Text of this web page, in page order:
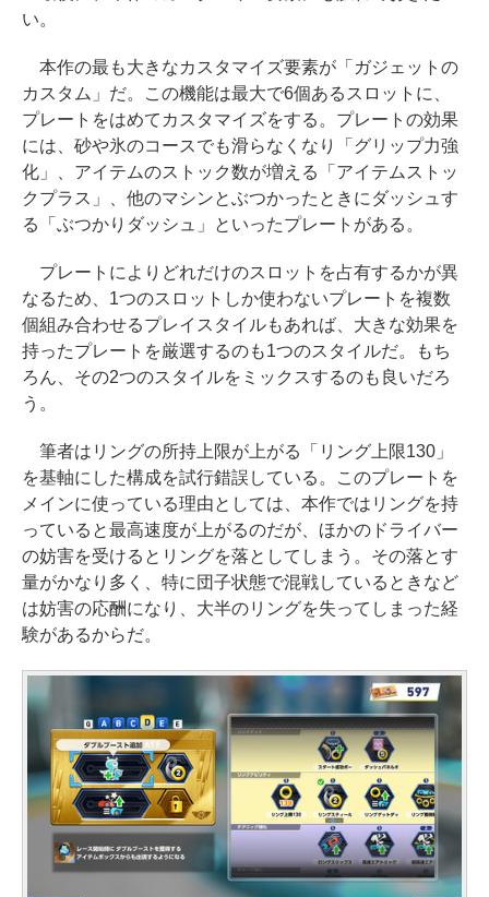
い。
本作の最も大きなカスタマイズ要素が「ガジェットの
カスタム」だ。この機能は最大で6個あるスロットに、
プレートをはめてカスタマイズをする。プレートの効果
には、砂や氷のコースでも滑らなくなり「グリップ力強
化」、アイテムのストック数が増える「アイテムストッ
クプラス」、他のマシンとぶつかったときにダッシュす
る「ぶつかりダッシュ」といったプレートがある。
プレートによりどれだけのスロットを占有するかが異
なるため、1つのスロットしか使わないプレートを複数
個組み合わせるプレイスタイルもあれば、大きな効果を
持ったプレートを厳選するのも1つのスタイルだ。もち
ろん、その2つのスタイルをミックスするのも良いだろ
う。
筆者はリングの所持上限が上がる「リング上限130」
を基軸にした構成を試行錯誤している。このプレートを
メインに使っている理由としては、本作ではリングを持
っていると最高速度が上がるのだが、ほかのドライバー
の妨害を受けるとリングを落としてしまう。その落とす
量がかなり多く、特に団子状態で混戦しているときなど
は妨害の応酬になり、大半のリングを失ってしまった経
験があるからだ。